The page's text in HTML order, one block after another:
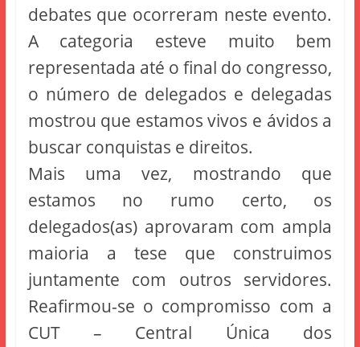
debates que ocorreram neste evento.
A categoria esteve muito bem
representada até o final do congresso,
o número de delegados e delegadas
mostrou que estamos vivos e ávidos a
buscar conquistas e direitos.
Mais uma vez, mostrando que
estamos no rumo certo, os
delegados(as) aprovaram com ampla
maioria a tese que construimos
juntamente com outros servidores.
Reafirmou-se o compromisso com a
CUT – Central Única dos